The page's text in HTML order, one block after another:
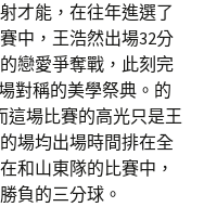
才能，在往年進選了
中，王浩然出場32分
戀愛爭奪戰，此刻完
對稱的美學祭典。的
這場比賽的高光只是王
場均出場時間排在全
和山東隊的比賽中，
負的三分球。